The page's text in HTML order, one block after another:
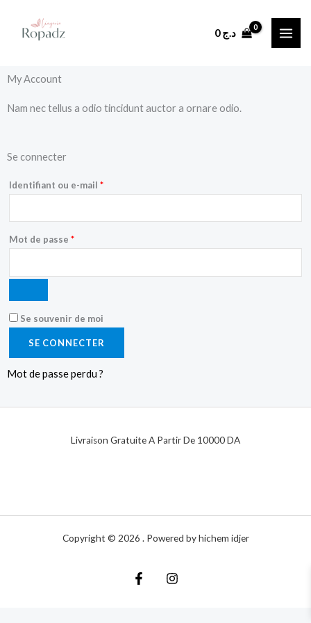
0د.ج
My Account
Nam nec tellus a odio tincidunt auctor a ornare odio.
Se connecter
Identifiant ou e-mail *
Mot de passe *
Se souvenir de moi
SE CONNECTER
Mot de passe perdu ?
Livraison Gratuite A Partir De 10000 DA
Copyright © 2026 . Powered by hichem idjer